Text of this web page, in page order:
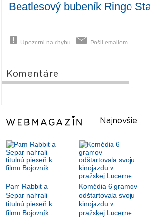
Beatlesový bubeník Ringo
Upozorni na chybu Pošli emailom
Komentáre
Najnovšie
Pam Rabbit a
Separ nahrali
titulnú pieseň k
filmu Bojovník
Komédia 6 gramov
odštartovala svoju
kinojazdu v
pražskej Lucerne